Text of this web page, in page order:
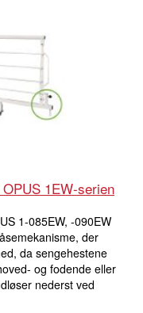
1EW-serien
1-085EW, -090EW
der
da sengehestene
og fodende eller
nederst ved